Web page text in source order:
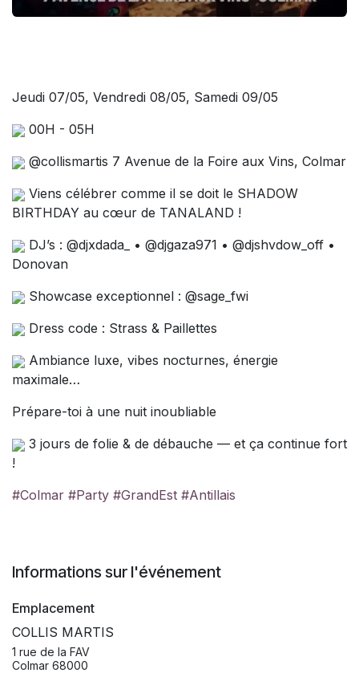
Jeudi 07/05, Vendredi 08/05, Samedi 09/05
00H - 05H
@collismartis 7 Avenue de la Foire aux Vins, Colmar
Viens célébrer comme il se doit le SHADOW
BIRTHDAY au cœur de TANALAND !
DJ’s : @djxdada_ • @djgaza971 • @djshvdow_off •
Donovan
Showcase exceptionnel : @sage_fwi
Dress code : Strass & Paillettes
Ambiance luxe, vibes nocturnes, énergie
maximale…
Prépare-toi à une nuit inoubliable
3 jours de folie & de débauche — et ça continue fort
!
#Colmar #Party #GrandEst #Antillais
Informations sur l'événement
Emplacement
COLLIS MARTIS
1 rue de la FAV
Colmar 68000